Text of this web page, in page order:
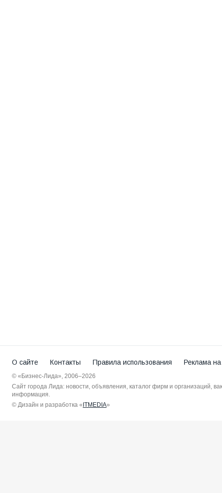
О сайте Контакты Правила использования Реклама
© «Бизнес-Лида», 2006–2026
Сайт города Лида: новости, объявления, каталог фирм и организаций,
информация.
© Дизайн и разработка «ITMEDIA»